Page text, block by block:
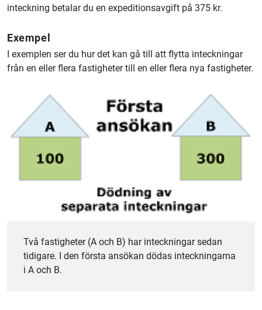
inteckning betalar du en expeditionsavgift på 375 kr.
Exempel
I exemplen ser du hur det kan gå till att flytta inteckningar
från en eller flera fastigheter till en eller flera nya fastigheter.
Två fastigheter (A och B) har inteckningar sedan
tidigare. I den första ansökan dödas inteckningarna
i A och B.